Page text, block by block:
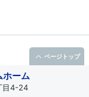
ホーム
目4-24
ページトップ